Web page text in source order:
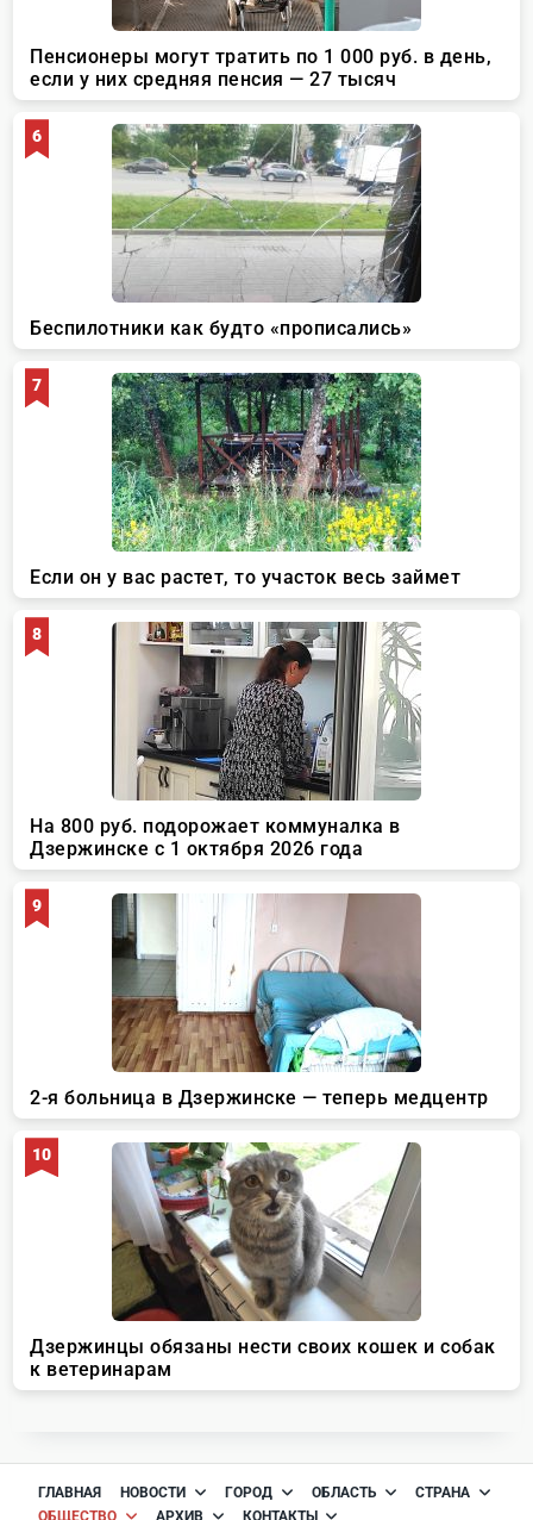
ГЛАВНАЯ НОВОСТИ ГОРОД ОБЛАСТЬ
СТРАНА